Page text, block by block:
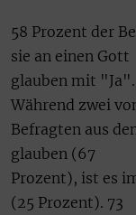
58 Prozent der
sie an einen Gott
glauben mit
Während zwei
Befragten aus
glauben (67
Prozent), ist es
(25 Prozent). 73